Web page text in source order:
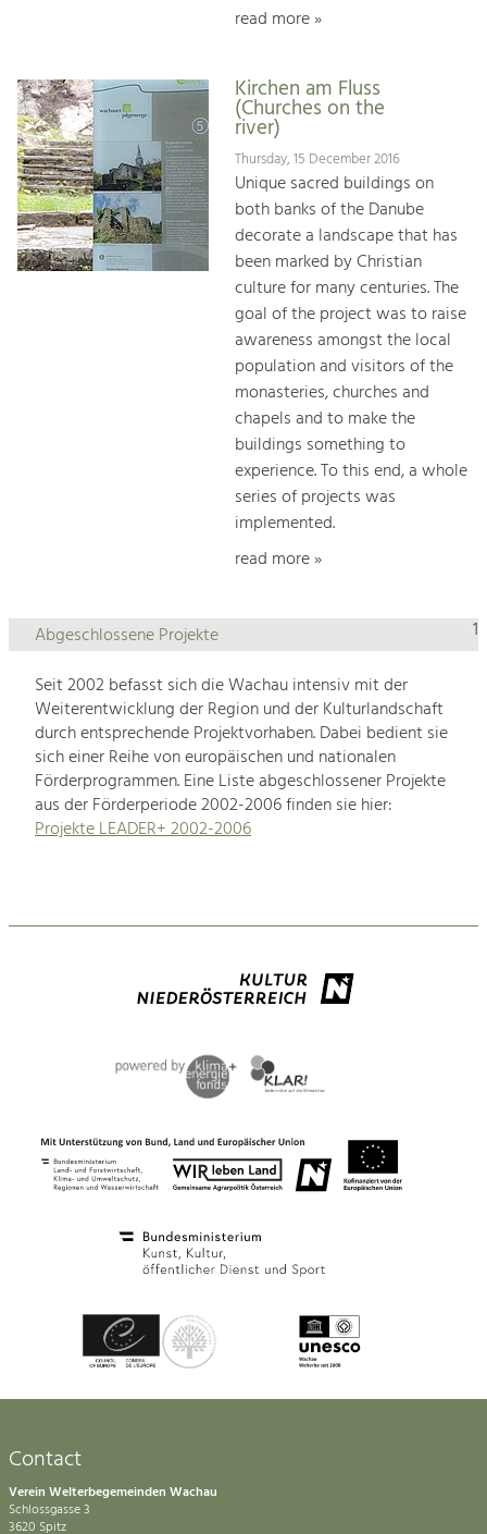
read more »
Kirchen am Fluss
(Churches on the
river)
Thursday, 15 December 2016
Unique sacred buildings on
both banks of the Danube
decorate a landscape that has
been marked by Christian
culture for many centuries. The
goal of the project was to raise
awareness amongst the local
population and visitors of the
monasteries, churches and
chapels and to make the
buildings something to
experience. To this end, a whole
series of projects was
implemented.
read more »
1
Abgeschlossene Projekte
Seit 2002 befasst sich die Wachau intensiv mit der
Weiterentwicklung der Region und der Kulturlandschaft
durch entsprechende Projektvorhaben. Dabei bedient sie
sich einer Reihe von europäischen und nationalen
Förderprogrammen. Eine Liste abgeschlossener Projekte
aus der Förderperiode 2002-2006 finden sie hier:
Projekte LEADER+ 2002-2006
Contact
Verein Welterbegemeinden Wachau
Schlossgasse 3
3620 Spitz